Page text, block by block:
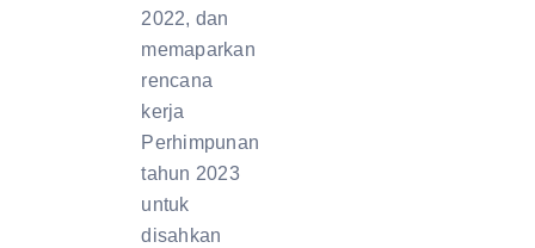
2022, dan
memaparkan
rencana
kerja
Perhimpunan
tahun 2023
untuk
disahkan